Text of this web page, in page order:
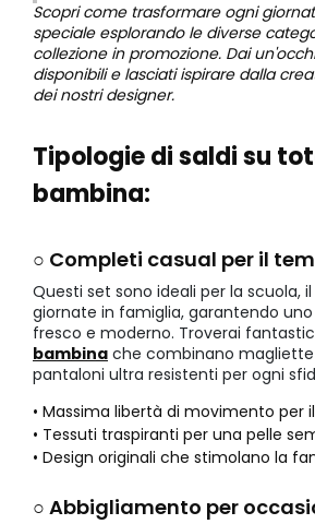
Scopri come trasformare ogni
speciale esplorando le diverse
collezione in promozione. Dai
disponibili e lasciati ispirare dalla
dei nostri designer.
Tipologie di saldi su
bambina:
○ Completi casual per il
Questi set sono ideali per la scuola,
giornate in famiglia, garantendo
fresco e moderno. Troverai
bambina che combinano
pantaloni ultra resistenti per ogni
• Massima libertà di movimento per
• Tessuti traspiranti per una pelle
• Design originali che stimolano la
○ Abbigliamento per